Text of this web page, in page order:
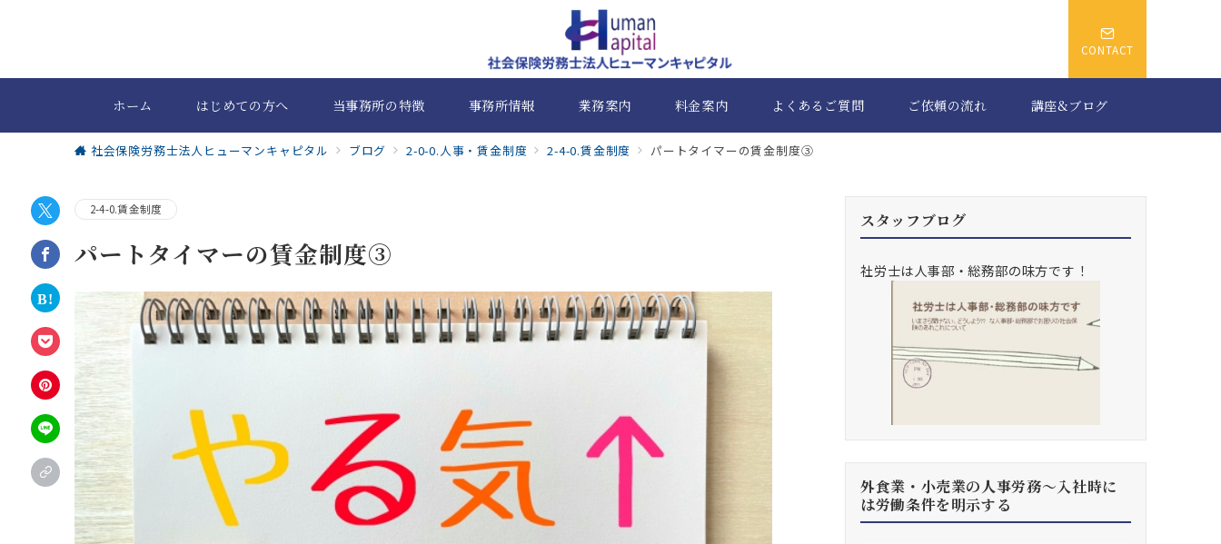
CONTACT
ホーム はじめての方へ 当事務所の特徴 事務所情報 業務案内 料金案内 よくあるご質問 ご依頼の流れ 講座&ブログ
社会保険労務士法人ヒューマンキャピタル ブログ 2-0-0.人事・賃金制度 2-4-0.賃金制度 パートタイマーの賃金制度③
2-4-0.賃金制度
パートタイマーの賃金制度③
スタッフブログ
社労士は人事部・総務部の味方です！
外食業・小売業の人事労務～入社時に
は労働条件を明示する